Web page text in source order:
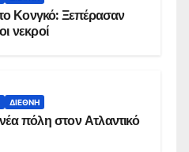
Κονγκό: Ξεπέρασαν
νεκροί
ΔΙΕΘΝΉ
πόλη στον Ατλαντικό